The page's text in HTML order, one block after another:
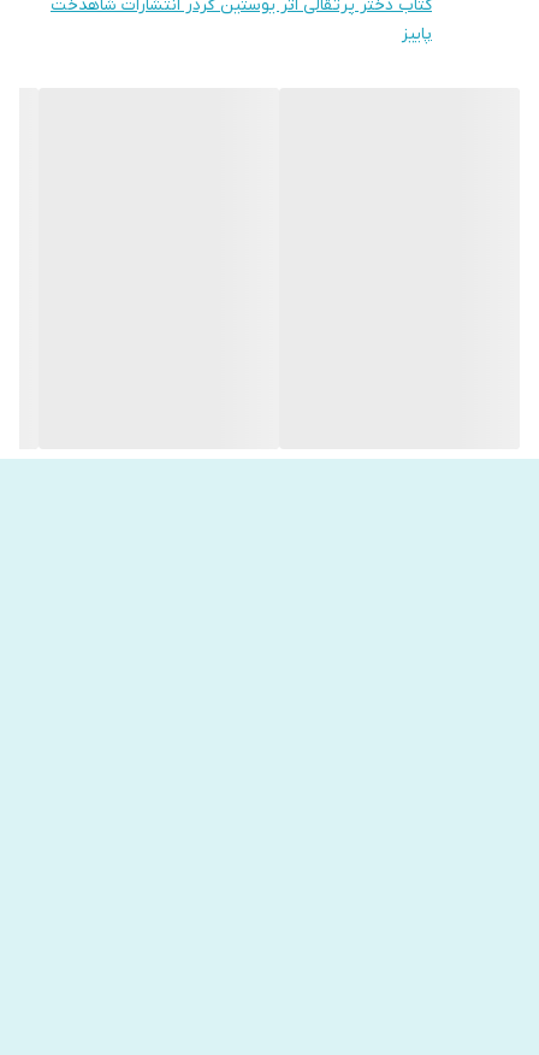
برای پدری کردن‌ در حق تنها پسرش را نداشت و هر لحظه ممکن بود که
کتاب دختر پرتقالی اثر یوستین گردر انتشارات شاهدخت
پاییز